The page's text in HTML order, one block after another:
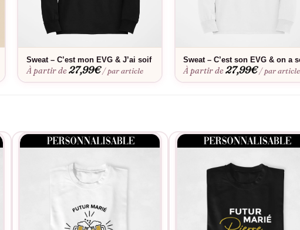
Sweat – C’est mon EVG & J’ai soif
À partir de27,99€ / par article
Sweat – C’est son EVG & on a
À partir de27,99€ / par article